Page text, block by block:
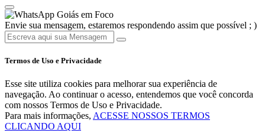
Goiás em Foco
Envie sua mensagem, estaremos respondendo assim que possível ; )
Termos de Uso e Privacidade
Esse site utiliza cookies para melhorar sua experiência de
navegação. Ao continuar o acesso, entendemos que você concorda
com nossos Termos de Uso e Privacidade.
Para mais informações, ACESSE NOSSOS TERMOS
CLICANDO AQUI